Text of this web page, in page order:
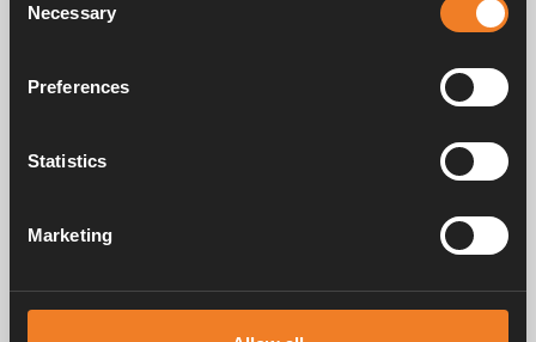
Selection
Necessary
Preferences
Statistics
Marketing
Manualer & dokument
värmesystem för husbilar och husvagnar. Redan då förstod vi hur